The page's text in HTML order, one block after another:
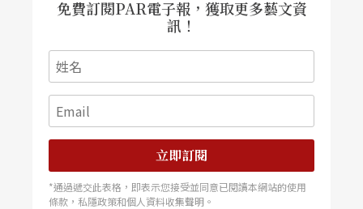
免費訂閱PAR電子報，獲取更多藝文資
訊！
立即訂閱
*通過遞交此表格，即表示您接受並同意已閱讀本網站的使用
條款，私隱政策和個人資料收集聲明。